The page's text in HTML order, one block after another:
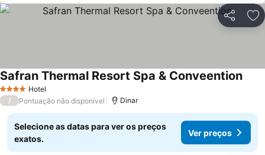
Partilhar
4 EstrelasHotel
Safran Thermal Resort Spa & Conveention
/ Pontuação não disponível Dinar
Selecione as datas para ver os preços
exatos.
Ver preços